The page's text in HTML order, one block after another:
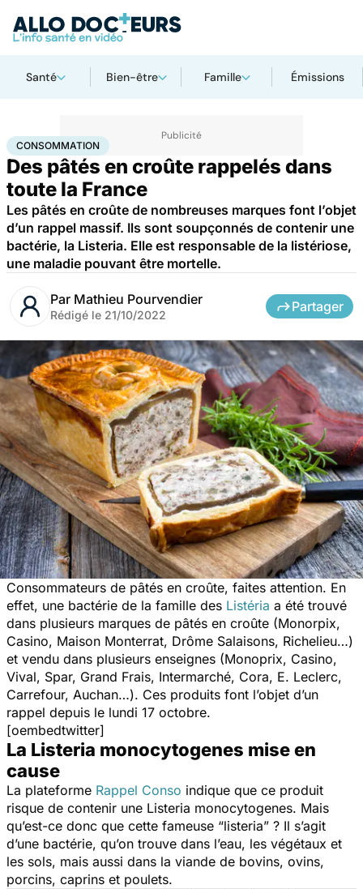
Santé Bien-être Famille Émissions
AccueilBien-êtreNutrition Consommation
CONSOMMATION
Des pâtés en croûte rappelés dans
toute la France
Les pâtés en croûte de nombreuses marques font l’objet
d’un rappel massif. Ils sont soupçonnés de contenir une
bactérie, la Listeria. Elle est responsable de la listériose,
une maladie pouvant être mortelle.
Par Mathieu Pourvendier
Rédigé le 21/10/2022
Partager
Consommateurs de pâtés en croûte, faites attention. En
effet, une bactérie de la famille des Listéria a été trouvé
dans plusieurs marques de pâtés en croûte (Monorpix,
Casino, Maison Monterrat, Drôme Salaisons, Richelieu…)
et vendu dans plusieurs enseignes (Monoprix, Casino,
Vival, Spar, Grand Frais, Intermarché, Cora, E. Leclerc,
Carrefour, Auchan…). Ces produits font l’objet d’un
rappel depuis le lundi 17 octobre.
[oembedtwitter]
La Listeria monocytogenes mise en
cause
La plateforme Rappel Conso indique que ce produit
risque de contenir une Listeria monocytogenes. Mais
qu’est-ce donc que cette fameuse “listeria” ? Il s’agit
d’une bactérie, qu’on trouve dans l’eau, les végétaux et
les sols, mais aussi dans la viande de bovins, ovins,
porcins, caprins et poulets.